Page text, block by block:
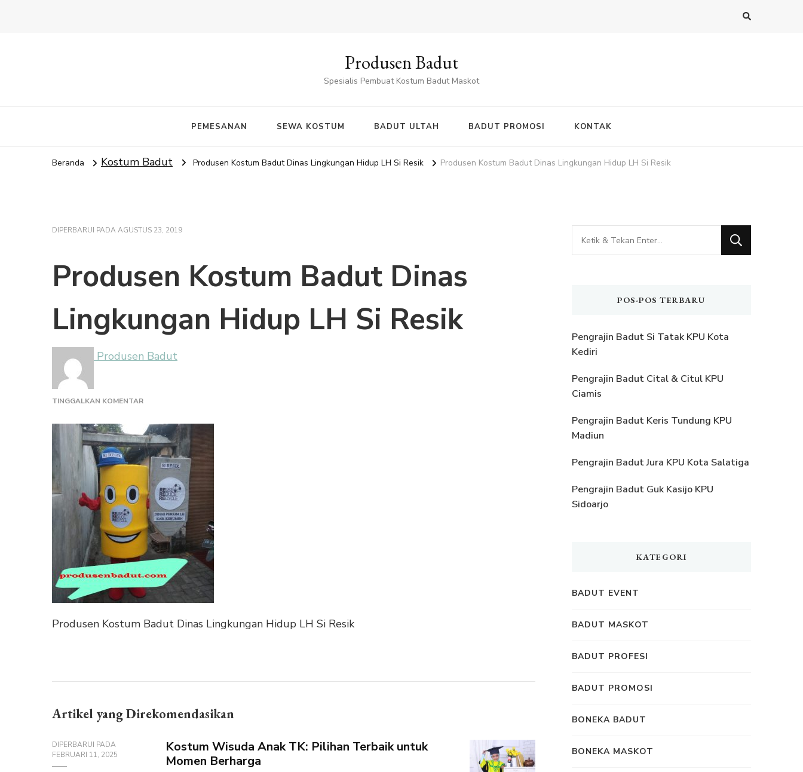
Produsen Badut
Spesialis Pembuat Kostum Badut Maskot
PEMESANAN SEWA KOSTUM BADUT ULTAH BADUT PROMOSI KONTAK
Beranda Kostum Badut Produsen Kostum Badut Dinas Lingkungan Hidup LH Si Resik Produsen Kostum Badut Dinas Lingkungan Hidup LH Si Resik
DIPERBARUI PADAAGUSTUS 23, 2019
Produsen Kostum Badut Dinas
Lingkungan Hidup LH Si Resik
Produsen Badut
TINGGALKAN KOMENTARPADA
KOSTUM
BADUT
DINAS
LINGKUNGAN
HIDUP
LH
SI
RESIK
Produsen Kostum Badut Dinas Lingkungan Hidup LH Si Resik
Artikel yang Direkomendasikan
DIPERBARUI PADA
FEBRUARI 11, 2025
Kostum Wisuda Anak TK: Pilihan Terbaik untuk
Momen Berharga
Mencari
Sesuatu?
POS-POS TERBARU
Pengrajin Badut Si Tatak KPU Kota
Kediri
Pengrajin Badut Cital & Citul KPU
Ciamis
Pengrajin Badut Keris Tundung KPU
Madiun
Pengrajin Badut Jura KPU Kota Salatiga
Pengrajin Badut Guk Kasijo KPU
Sidoarjo
KATEGORI
BADUT EVENT
BADUT MASKOT
BADUT PROFESI
BADUT PROMOSI
BONEKA BADUT
BONEKA MASKOT